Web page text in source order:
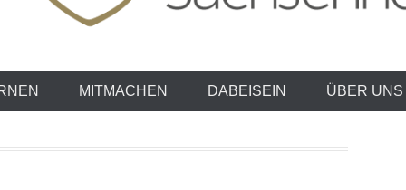
MITMACHEN DABEISEIN ÜBER UNS